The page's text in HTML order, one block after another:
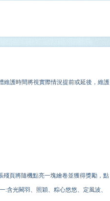
維護時間將視實際情況提前或延後，維護
頁將隨機點亮一塊繪卷並獲得獎勵，點
含光闕羽、照穎、粽心悠悠、定風波、